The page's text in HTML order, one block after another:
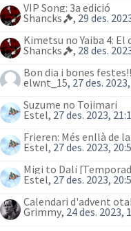
VIP Song: 3a edició
Shancks
, 29 des.
Shancks
, 28 des.
Bon dia i bones festes!!
elwnt_15, 27 des.
Suzume no Tojimari
Estel, 27 des. 2023,
Estel, 27 des. 2023,
Estel, 27 des. 2023,
Calendari d'advent
Grimmy, 24 des. 2023,